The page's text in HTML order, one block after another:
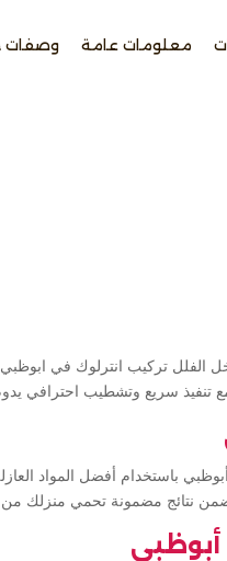
معلومات عامة وصفات
الفلل تركيب انترلوك في
مع تنفيذ سريع وتشطيب احترافي
باستخدام أفضل المواد
نتائج مضمونة تحمي منزلك